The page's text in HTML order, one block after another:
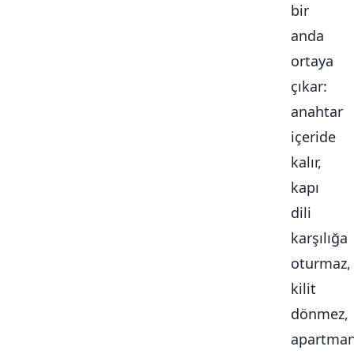
bir
anda
ortaya
çıkar:
anahtar
içeride
kalır,
kapı
dili
karşılığa
oturmaz,
kilit
dönmez,